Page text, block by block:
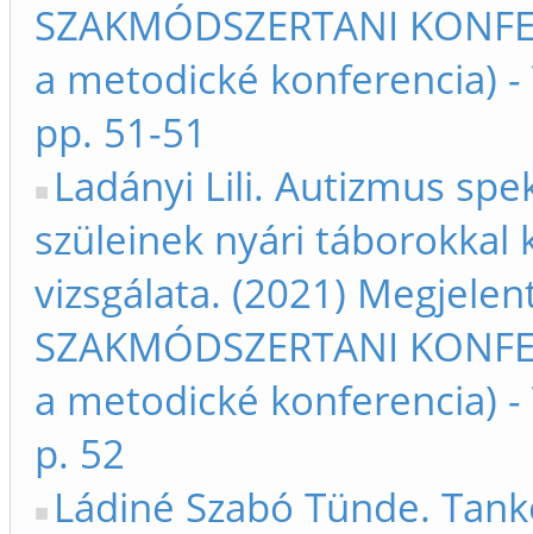
SZAKMÓDSZERTANI
a metodické konferencia) -
pp. 51-51
Ladányi Lili. Autizmus
szüleinek nyári táborokkal
vizsgálata. (2021)
SZAKMÓDSZERTANI
a metodické konferencia) -
p. 52
Ládiné Szabó Tünde.